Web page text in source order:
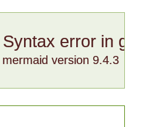
Syntax error in
mermaid version 9.4.3